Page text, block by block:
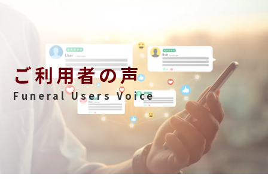
ご利用者の声
Funeral Users Voice